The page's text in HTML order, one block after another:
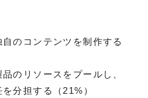
のコンテンツを制作する
のリソースをプールし、
分担する（21%）